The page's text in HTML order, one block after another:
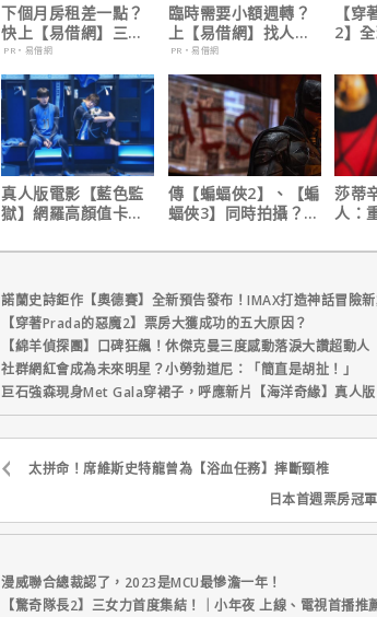
下個月房租差一點？
快上【易借網】三分
鐘解決燃眉之急
PR・易借網
臨時需要小額週轉？
上【易借網】找人
幫！資金快速到位
PR・易借網
【
2】
軍、
元
真人版電影【藍色監
獄】網羅高顏值卡司
傳【蝙蝠俠2】、【蝙
蝠俠3】同時拍攝？詹
莎蒂
人：
下伏
諾蘭史詩鉅作【奧德賽】全新預告發布！IMAX打造神話冒險
【穿著Prada的惡魔2】票房大獲成功的五大原因？
【綿羊偵探團】口碑狂飆！休傑克曼三度感動落淚大讚超動人
社群網紅會成為未來明星？小勞勃道尼：「簡直是胡扯！」
巨石強森現身Met Gala穿裙子，呼應新片【海洋奇緣】真人版
太拼命！席維斯史特龍曾為【浴血任務】摔斷頸椎
日本首週票房冠
漫威聯合總裁認了，2023是MCU最慘澹一年！
【驚奇隊長2】三女力首度集結！｜小年夜 上線、電視首播推